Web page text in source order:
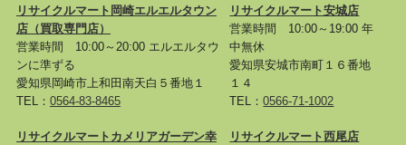
リサイクルマート岡崎エルエルタウン
店（買取専門店）
営業時間 10:00～20:00 エルエルタウ
ンに準ずる
愛知県岡崎市上和田南天白５番地１
TEL： 0564-83-8465
リサイクルマートカメリアガーデン幸
リサイクルマート安城店
営業時間 10:00～19:00 年
中無休
愛知県安城市南町１６番地
１４
TEL：0566-71-1002
リサイクルマート西尾店